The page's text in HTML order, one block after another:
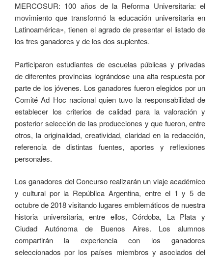
MERCOSUR: 100 años de la Reforma Universitaria: el
movimiento que transformó la educación universitaria en
Latinoamérica», tienen el agrado de presentar el listado de
los tres ganadores y de los dos suplentes.
Participaron estudiantes de escuelas públicas y privadas
de diferentes provincias lográndose una alta respuesta por
parte de los jóvenes. Los ganadores fueron elegidos por un
Comité Ad Hoc nacional quien tuvo la responsabilidad de
establecer los criterios de calidad para la valoración y
posterior selección de las producciones y que fueron, entre
otros, la originalidad, creatividad, claridad en la redacción,
referencia de distintas fuentes, aportes y reflexiones
personales.
Los ganadores del Concurso realizarán un viaje académico
y cultural por la República Argentina, entre el 1 y 5 de
octubre de 2018 visitando lugares emblemáticos de nuestra
historia universitaria, entre ellos, Córdoba, La Plata y
Ciudad Autónoma de Buenos Aires. Los alumnos
compartirán la experiencia con los ganadores
seleccionados por los países miembros y asociados del